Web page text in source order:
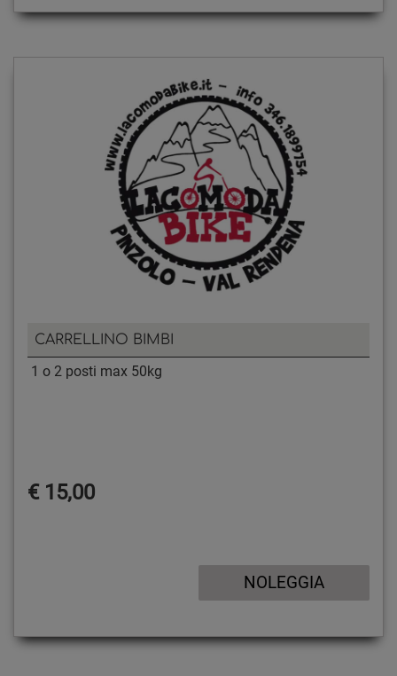
CARRELLINO BIMBI
1 o 2 posti max 50kg
€ 15,00